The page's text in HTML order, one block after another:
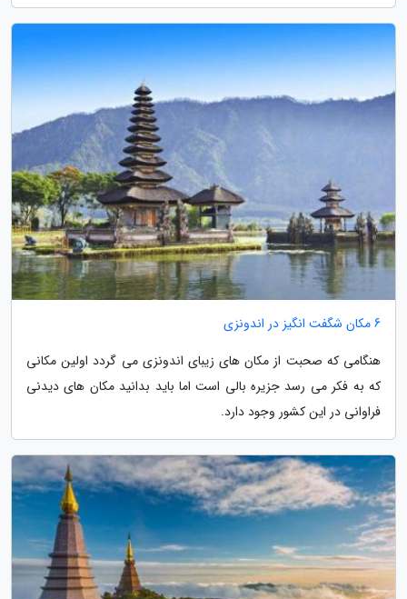
6 مکان شگفت انگیز در اندونزی
هنگامی که صحبت از مکان های زیبای اندونزی می گردد اولین مکانی
که به فکر می رسد جزیره بالی است اما باید بدانید مکان های دیدنی
فراوانی در این کشور وجود دارد.